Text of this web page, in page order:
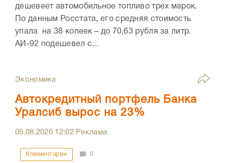
дешевеет автомобильное топливо трех марок.
По данным Росстата, его средняя стоимость
упала на 38 копеек – до 70,63 рубля за литр.
АИ-92 подешевел с...
Экономика
Автокредитный портфель Банка
Уралсиб вырос на 23%
05.08.2026 12:02Реклама
Комментарии 0